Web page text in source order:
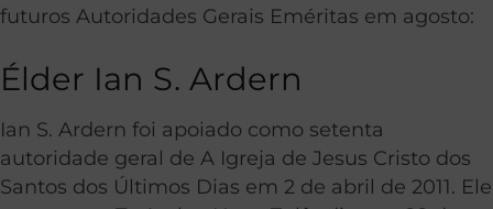
futuros Autoridades Gerais Eméritas em agosto:
Élder Ian S. Ardern
Ian S. Ardern foi apoiado como setenta
autoridade geral de A Igreja de Jesus Cristo dos
Santos dos Últimos Dias em 2 de abril de 2011. Ele